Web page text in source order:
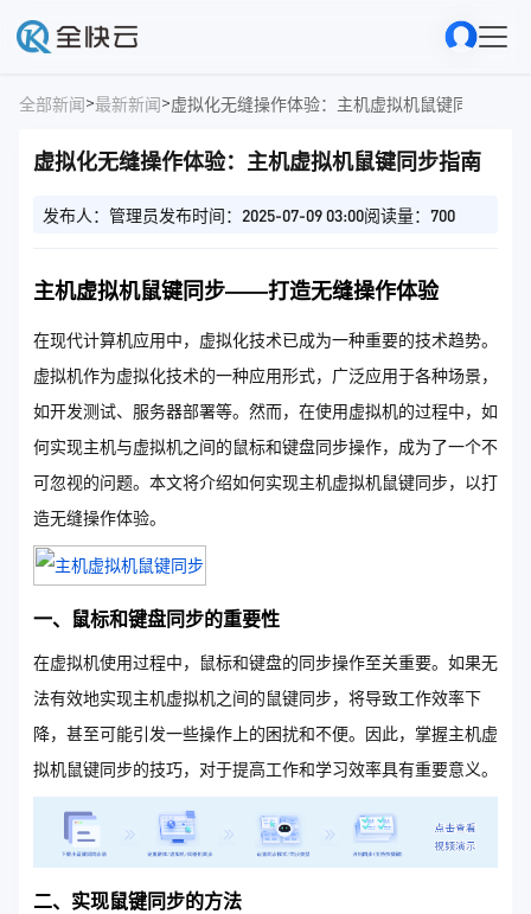
全部新闻>最新新闻>虚拟化无缝操作体验：主机虚拟机鼠键同步指南
虚拟化无缝操作体验：主机虚拟机鼠键同步指南
发布人：管理员发布时间：2025-07-09 03:00阅读量：700
主机虚拟机鼠键同步——打造无缝操作体验
在现代计算机应用中，虚拟化技术已成为一种重要的技术趋势。
虚拟机作为虚拟化技术的一种应用形式，广泛应用于各种场景，
如开发测试、服务器部署等。然而，在使用虚拟机的过程中，如
何实现主机与虚拟机之间的鼠标和键盘同步操作，成为了一个不
可忽视的问题。本文将介绍如何实现主机虚拟机鼠键同步，以打
造无缝操作体验。
一、鼠标和键盘同步的重要性
在虚拟机使用过程中，鼠标和键盘的同步操作至关重要。如果无
法有效地实现主机虚拟机之间的鼠键同步，将导致工作效率下
降，甚至可能引发一些操作上的困扰和不便。因此，掌握主机虚
拟机鼠键同步的技巧，对于提高工作和学习效率具有重要意义。
二、实现鼠键同步的方法